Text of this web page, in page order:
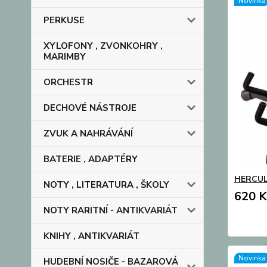
PERKUSE
XYLOFONY , ZVONKOHRY ,
MARIMBY
ORCHESTR
DECHOVÉ NÁSTROJE
ZVUK A NAHRÁVÁNÍ
BATERIE , ADAPTÉRY
NOTY , LITERATURA , ŠKOLY
NOTY RARITNÍ - ANTIKVARIÁT
KNIHY , ANTIKVARIÁT
HUDEBNÍ NOSIČE - BAZAROVÁ
620
Novinka